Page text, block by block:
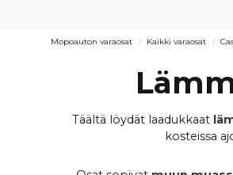
Mopoauton varaosat Kaikki varaosat
Täältä löydät laadukkaat
kosteissa